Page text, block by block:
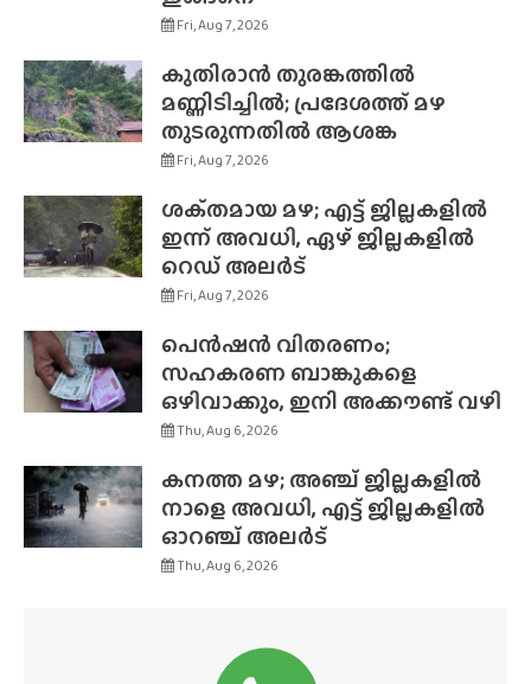
Fri, Aug 7, 2026
കുതിരാൻ തുരങ്കത്തിൽ
മണ്ണിടിച്ചിൽ; പ്രദേശത്ത് മഴ
തുടരുന്നതിൽ ആശങ്ക
Fri, Aug 7, 2026
ശക്‌തമായ മഴ; എട്ട് ജില്ലകളിൽ
ഇന്ന് അവധി, ഏഴ് ജില്ലകളിൽ
റെഡ് അലർട്
Fri, Aug 7, 2026
പെൻഷൻ വിതരണം;
സഹകരണ ബാങ്കുകളെ
ഒഴിവാക്കും, ഇനി അക്കൗണ്ട് വഴി
Thu, Aug 6, 2026
കനത്ത മഴ; അഞ്ച് ജില്ലകളിൽ
നാളെ അവധി, എട്ട് ജില്ലകളിൽ
ഓറഞ്ച് അലർട്
Thu, Aug 6, 2026